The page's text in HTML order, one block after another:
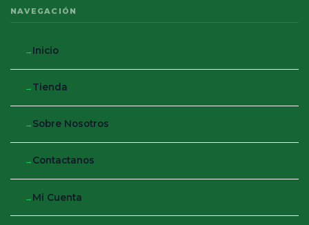
NAVEGACIÓN
Inicio
Tienda
Sobre Nosotros
Contactanos
Mi Cuenta